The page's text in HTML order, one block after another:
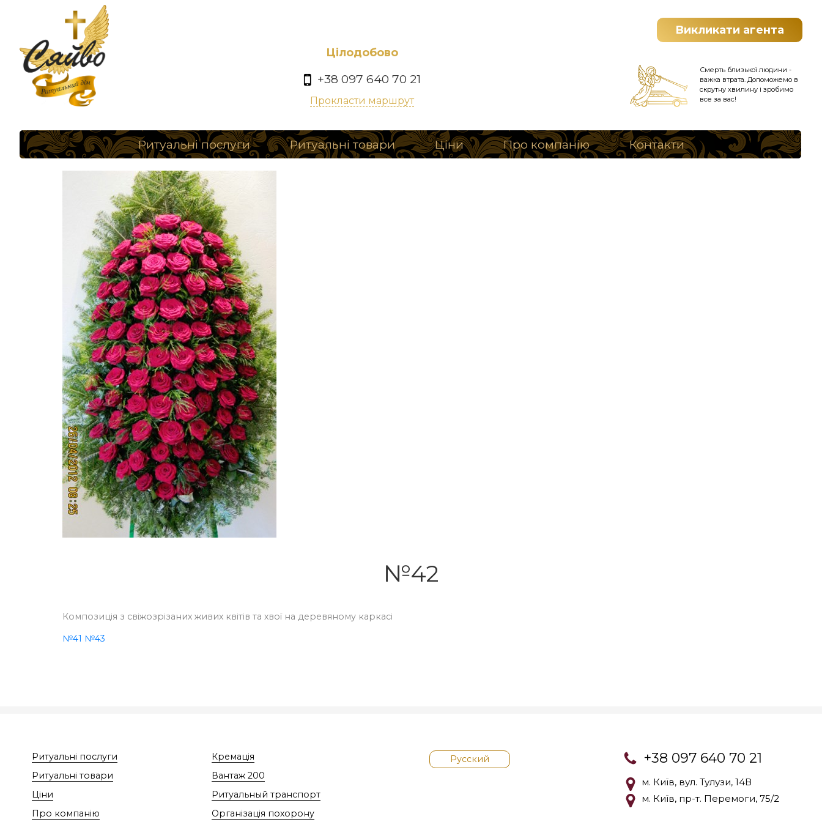
Викликати агента
Цілодобово
+38 097 640 70 21
Прокласти маршрут
Смерть близької людини -
важка втрата. Допоможемо в
скрутну хвилину і зробимо
все за вас!
Ритуальні послуги Ритуальні товари Ціни Про компанію Контакти
№42
Композиція з свіжозрізаних живих квітів та хвої на деревяному каркасі
№41 №43
Ритуальні послуги
Ритуальні товари
Ціни
Про компанію
Кремація
Вантаж 200
Ритуальный транспорт
Організація похорону
Русский +38 097 640 70 21
м. Київ, вул. Тулузи, 14В
м. Київ, пр-т. Перемоги, 75/2